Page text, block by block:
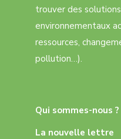
trouver des
environnementaux
ressources,
pollution…).
Qui sommes-nous ?
La nouvelle lettre